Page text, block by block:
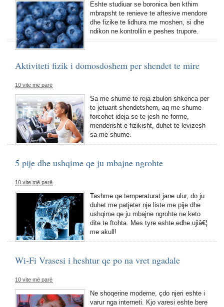
Eshte studiuar se boronica ben kthim
mbrapsht te renieve te aftesive mendore
dhe fizike te lidhura me moshen, si dhe
ndikon ne kontrollin e peshes trupore.
Aktiviteti fizik i domosdoshem per shendet te mire
10 vite më parë
Sa me shume te reja zbulon shkenca per
te jetuarit shendetshem, aq me shume
forcohet ideja se te jesh ne forme,
menderisht e fizikisht, duhet te levizesh
sa me shume.
5 pije dhe ushqime qe ju mbajne ngrohte
10 vite më parë
Tashme qe temperaturat jane ulur, do ju
duhet me patjeter nje liste me pije dhe
ushqime qe ju mbajne ngrohte ne keto
dite te ftohta. Mes tyre eshte edhe ujiâ€¦
me akull!
Wi-Fi Vrasesi i heshtur qe po na vret ngadale
10 vite më parë
Ne shoqerine moderne, çdo njeri eshte i
varur nga interneti. Kjo varesi eshte bere